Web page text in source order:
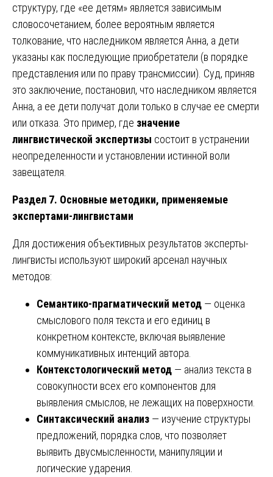
структуру, где «ее детям» является зависимым
словосочетанием, более вероятным является
толкование, что наследником является Анна, а дети
указаны как последующие приобретатели (в порядке
представления или по праву трансмиссии). Суд, приняв
это заключение, постановил, что наследником является
Анна, а ее дети получат доли только в случае ее смерти
или отказа. Это пример, где значение
лингвистической экспертизы состоит в устранении
неопределенности и установлении истинной воли
завещателя.
Раздел 7. Основные методики, применяемые
экспертами-лингвистами
Для достижения объективных результатов эксперты-
лингвисты используют широкий арсенал научных
методов:
Семантико-прагматический метод — оценка
смыслового поля текста и его единиц в
конкретном контексте, включая выявление
коммуникативных интенций автора.
Контекстологический метод — анализ текста в
совокупности всех его компонентов для
выявления смыслов, не лежащих на поверхности.
Синтаксический анализ — изучение структуры
предложений, порядка слов, что позволяет
выявить двусмысленности, манипуляции и
логические ударения.